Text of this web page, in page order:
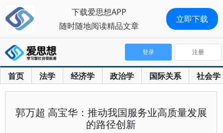
首页 法学 经济学 政治学 国际关系 社会学
登录 注册
郭万超 高宝华：推动我国服务业高质量发展
的路径创新
下载爱思想APP
随时随地阅读精品文章
立即下载